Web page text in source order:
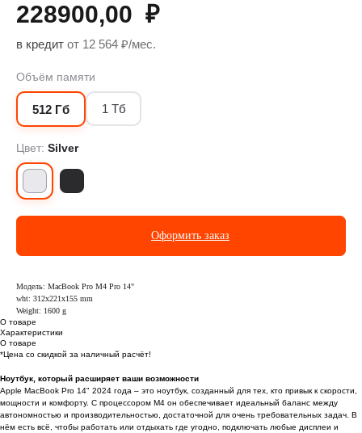
228900,00 ₽
в кредит от 12 564 ₽/мес.
Объём памяти
512 Гб 1 Тб
Цвет: Silver
Оформить заказ
Модель: MacBook Pro M4 Pro 14"
wht: 312x221x155 mm
Weight: 1600 g
О товаре
Характеристики
О товаре
*Цена со скидкой за наличный расчёт!
Ноутбук, который расширяет ваши возможности
Apple MacBook Pro 14" 2024 года – это ноутбук, созданный для тех, кто привык к скорости,
мощности и комфорту. С процессором M4 он обеспечивает идеальный баланс между
автономностью и производительностью, достаточной для очень требовательных задач. В
нём есть всё, чтобы работать или отдыхать где угодно, подключать любые дисплеи и